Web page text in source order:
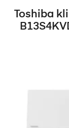
Toshiba